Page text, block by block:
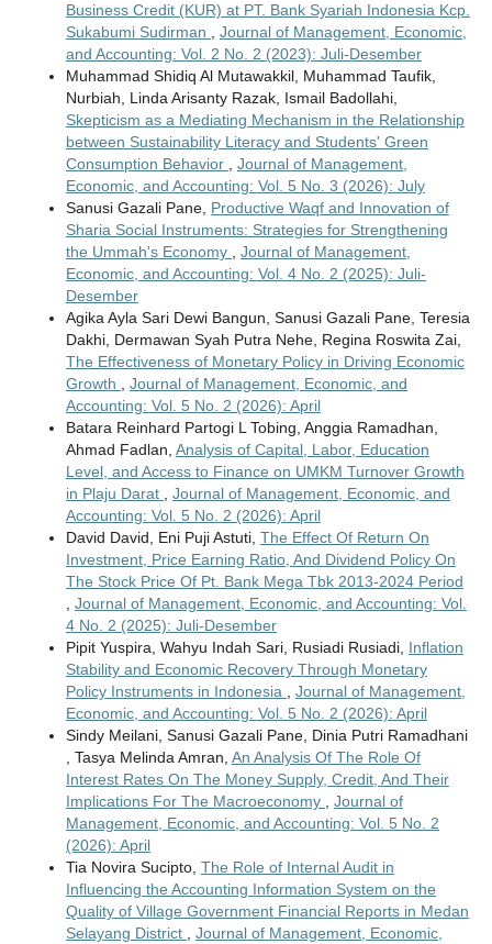
Business Credit (KUR) at PT. Bank Syariah Indonesia Kcp.
Sukabumi Sudirman , Journal of Management, Economic,
and Accounting: Vol. 2 No. 2 (2023): Juli-Desember
Muhammad Shidiq Al Mutawakkil, Muhammad Taufik,
Nurbiah, Linda Arisanty Razak, Ismail Badollahi,
Skepticism as a Mediating Mechanism in the Relationship
between Sustainability Literacy and Students' Green
Consumption Behavior , Journal of Management,
Economic, and Accounting: Vol. 5 No. 3 (2026): July
Sanusi Gazali Pane, Productive Waqf and Innovation of
Sharia Social Instruments: Strategies for Strengthening
the Ummah's Economy , Journal of Management,
Economic, and Accounting: Vol. 4 No. 2 (2025): Juli-
Desember
Agika Ayla Sari Dewi Bangun, Sanusi Gazali Pane, Teresia
Dakhi, Dermawan Syah Putra Nehe, Regina Roswita Zai,
The Effectiveness of Monetary Policy in Driving Economic
Growth , Journal of Management, Economic, and
Accounting: Vol. 5 No. 2 (2026): April
Batara Reinhard Partogi L Tobing, Anggia Ramadhan,
Ahmad Fadlan, Analysis of Capital, Labor, Education
Level, and Access to Finance on UMKM Turnover Growth
in Plaju Darat , Journal of Management, Economic, and
Accounting: Vol. 5 No. 2 (2026): April
David David, Eni Puji Astuti, The Effect Of Return On
Investment, Price Earning Ratio, And Dividend Policy On
The Stock Price Of Pt. Bank Mega Tbk 2013-2024 Period
, Journal of Management, Economic, and Accounting: Vol.
4 No. 2 (2025): Juli-Desember
Pipit Yuspira, Wahyu Indah Sari, Rusiadi Rusiadi, Inflation
Stability and Economic Recovery Through Monetary
Policy Instruments in Indonesia , Journal of Management,
Economic, and Accounting: Vol. 5 No. 2 (2026): April
Sindy Meilani, Sanusi Gazali Pane, Dinia Putri Ramadhani
, Tasya Melinda Amran, An Analysis Of The Role Of
Interest Rates On The Money Supply, Credit, And Their
Implications For The Macroeconomy , Journal of
Management, Economic, and Accounting: Vol. 5 No. 2
(2026): April
Tia Novira Sucipto, The Role of Internal Audit in
Influencing the Accounting Information System on the
Quality of Village Government Financial Reports in Medan
Selayang District , Journal of Management, Economic,